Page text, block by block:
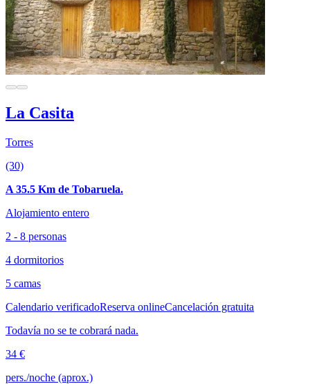
La Casita
Torres
(30)
A 35.5 Km de Tobaruela.
Alojamiento entero
2 - 8 personas
4 dormitorios
5 camas
Calendario verificadoReserva onlineCancelación gratuita
Todavía no se te cobrará nada.
34 €
pers./noche (aprox.)